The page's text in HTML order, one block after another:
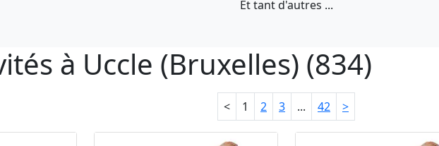
Et tant d'autres ...
à Uccle (Bruxelles) (834)
< 1 2 3 ... 42 >